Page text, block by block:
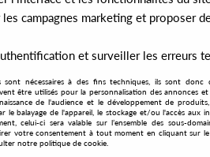
EXCLUSIVES
campagnes marketing et proposer
et surveiller les erreurs
sont nécessaires à des fins techniques, ils sont donc
être utilisés pour la personnalisation des annonces
de l'audience et le développement de
le balayage de l'appareil, le stockage et/ou l'accès aux
celui-ci sera valable sur l’ensemble des sous-
votre consentement à tout moment en cliquant sur
notre politique de cookie.